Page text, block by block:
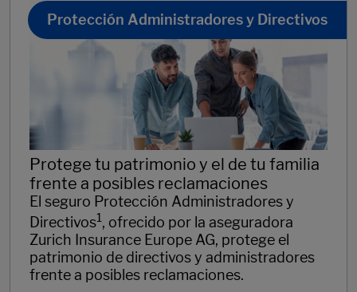
Protección Administradores y Directivos
Protege tu patrimonio y el de tu familia
frente a posibles reclamaciones
El seguro Protección Administradores y
Directivos1, ofrecido por la aseguradora
Zurich Insurance Europe AG, protege el
patrimonio de directivos y administradores
frente a posibles reclamaciones.